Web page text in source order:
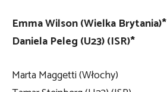
Emma Wilson (Wielka Brytania)*
Daniela Peleg (U23) (ISR)*
Marta Maggetti (Włochy)